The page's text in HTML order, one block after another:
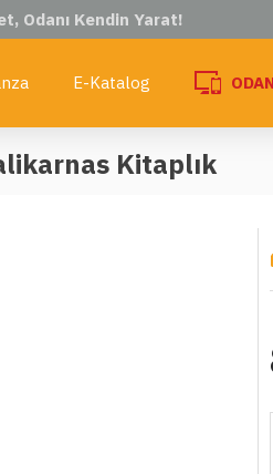
Odanı Kendin Yarat!
E-Katalog
Kitaplık